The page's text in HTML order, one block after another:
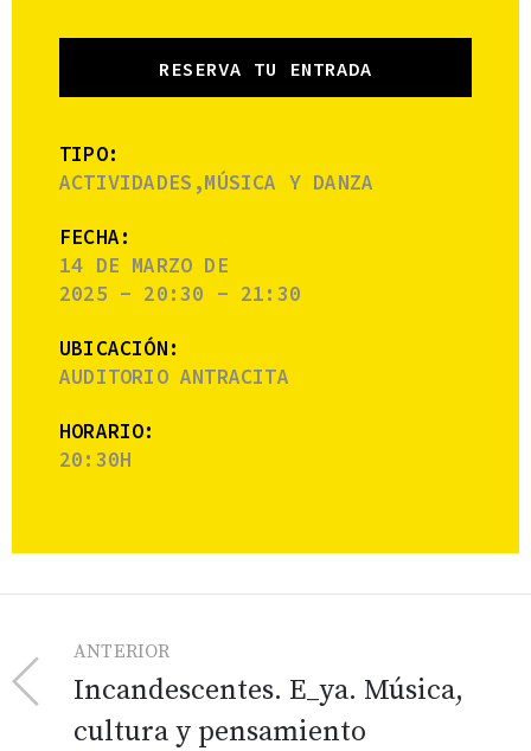
RESERVA TU ENTRADA
TIPO:
ACTIVIDADES,MÚSICA Y DANZA
FECHA:
14 DE MARZO DE
2025 - 20:30 - 21:30
UBICACIÓN:
AUDITORIO ANTRACITA
HORARIO:
20:30H
ANTERIOR
Incandescentes. E_ya. Música,
cultura y pensamiento